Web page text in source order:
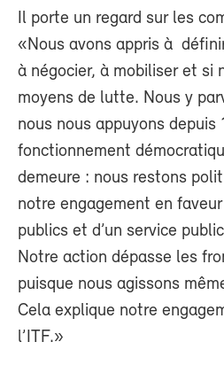
Il porte un regard sur les
«Nous avons appris à
à négocier, à mobiliser et si
moyens de lutte. Nous y
nous nous appuyons depuis
fonctionnement
demeure : nous restons
notre engagement en
publics et d’un service
Notre action dépasse les
puisque nous agissons
Cela explique notre
l’ITF.»